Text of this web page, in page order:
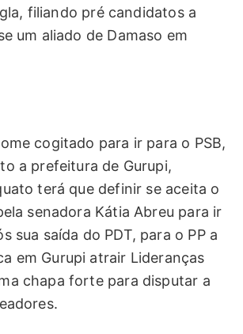
filiando pré candidatos a
um aliado de Damaso em
cogitado para ir para o PSB,
a prefeitura de Gurupi,
terá que definir se aceita o
senadora Kátia Abreu para ir
sua saída do PDT, para o PP a
em Gurupi atrair Lideranças
chapa forte para disputar a